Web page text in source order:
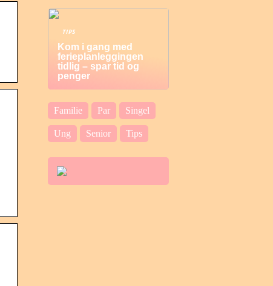
TIPS
Kom i gang med
ferieplanleggingen
tidlig – spar tid og
penger
Familie Par Singel
Ung Senior Tips